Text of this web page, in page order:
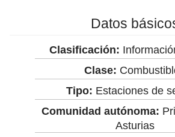
Datos
Clasificación:
Clase:
Tipo: Estaciones de
Comunidad autónoma:
Asturias